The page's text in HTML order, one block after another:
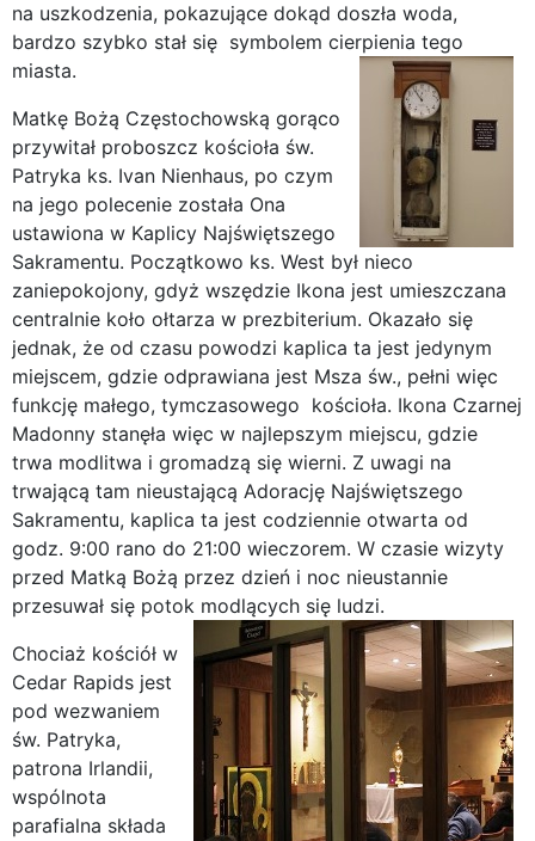
na uszkodzenia, pokazujące dokąd doszła woda,
bardzo szybko stał się symbolem cierpienia tego
miasta.
Matkę Bożą Częstochowską gorąco
przywitał proboszcz kościoła św.
Patryka ks. Ivan Nienhaus, po czym
na jego polecenie została Ona
ustawiona w Kaplicy Najświętszego
Sakramentu. Początkowo ks. West był nieco
zaniepokojony, gdyż wszędzie Ikona jest umieszczana
centralnie koło ołtarza w prezbiterium. Okazało się
jednak, że od czasu powodzi kaplica ta jest jedynym
miejscem, gdzie odprawiana jest Msza św., pełni więc
funkcję małego, tymczasowego kościoła. Ikona Czarnej
Madonny stanęła więc w najlepszym miejscu, gdzie
trwa modlitwa i gromadzą się wierni. Z uwagi na
trwającą tam nieustającą Adorację Najświętszego
Sakramentu, kaplica ta jest codziennie otwarta od
godz. 9:00 rano do 21:00 wieczorem. W czasie wizyty
przed Matką Bożą przez dzień i noc nieustannie
przesuwał się potok modlących się ludzi.
Chociaż kościół w
Cedar Rapids jest
pod wezwaniem
św. Patryka,
patrona Irlandii,
wspólnota
parafialna składa